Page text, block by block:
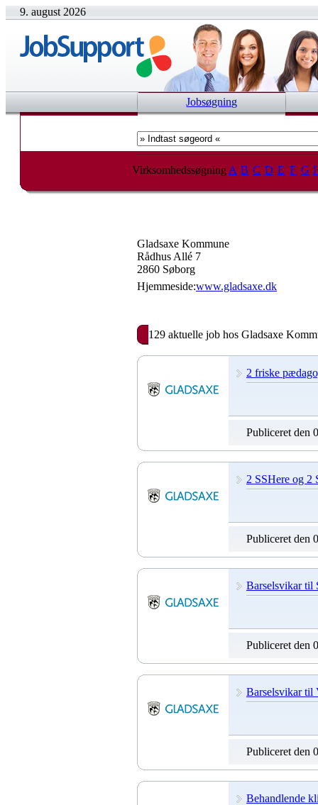
9. august 2026
Jobsøgning
Virksomhedssøgning A B C D E F G
Gladsaxe Kommune
Rådhus Allé 7
2860 Søborg
Hjemmeside:www.gladsaxe.dk
129 aktuelle job hos Gladsaxe
2 friske
Publiceret den
2 SSHere og 2
Publiceret den
Barselsvikar til
Publiceret den
Barselsvikar til
Publiceret den
Behandlende